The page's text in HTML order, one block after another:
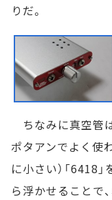
りだ。
ちなみに真空管
ポタアンでよく使
に小さい）「6418
ら浮かせることで